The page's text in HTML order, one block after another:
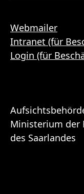
Webmailer
Intranet (für
Login (für
Ministerium der
des Saarlandes